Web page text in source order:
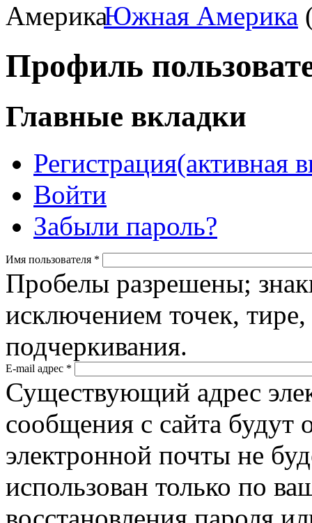
Южная Америка
Профиль
Главные вкладки
Регистрация(активная
Войти
Забыли пароль?
Имя пользователя *
Пробелы разрешены;
исключением точек,
подчеркивания.
E-mail адрес *
Существующий адрес
сообщения с сайта будут
электронной почты не
использован только по